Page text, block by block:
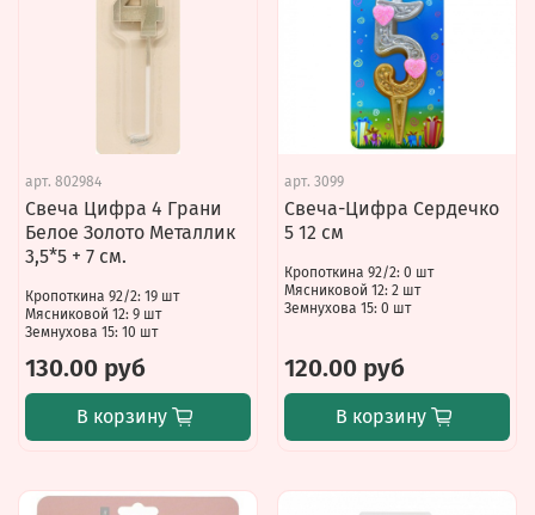
арт. 802984
Свеча Цифра 4 Грани
Белое Золото Металлик
3,5*5 + 7 см.
Кропоткина 92/2: 19 шт
Мясниковой 12: 9 шт
Земнухова 15: 10 шт
130.00 руб
В корзину
арт. 3099
Свеча-Цифра Сердечко
5 12 см
Кропоткина 92/2: 0 шт
Мясниковой 12: 2 шт
Земнухова 15: 0 шт
120.00 руб
В корзину